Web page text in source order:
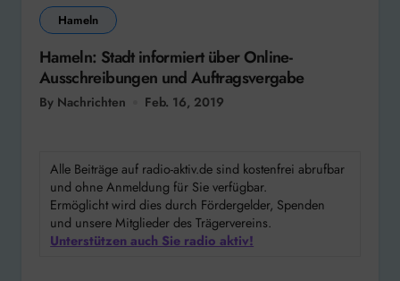
Hameln
Hameln: Stadt informiert über Online-
Ausschreibungen und Auftragsvergabe
By Nachrichten Feb. 16, 2019
Alle Beiträge auf radio-aktiv.de sind kostenfrei abrufbar
und ohne Anmeldung für Sie verfügbar.
Ermöglicht wird dies durch Fördergelder, Spenden
und unsere Mitglieder des Trägervereins.
Unterstützen auch Sie radio aktiv!